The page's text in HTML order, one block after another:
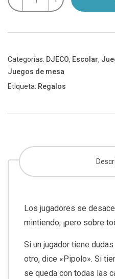
mentiras
Categorías: DJECO, Escolar,
Juegos de mesa
Etiqueta: Regalos
Los jugadores se
mintiendo, ¡pero sobre
Si un jugador tiene
otro, dice «Pipolo». Si
se queda con todas las